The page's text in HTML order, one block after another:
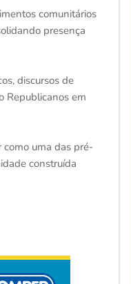
comunitários
presença
discursos de
Republicanos em
uma das pré-
construída